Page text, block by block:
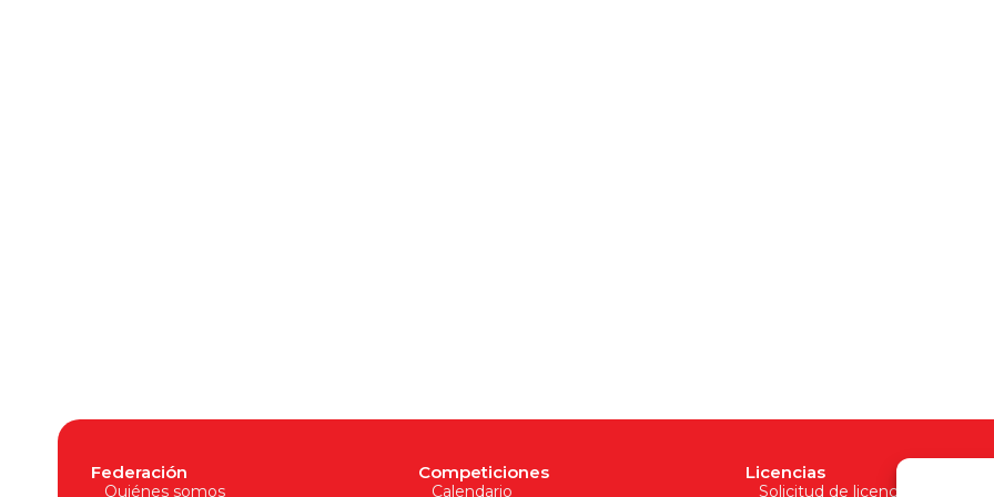
Federación
Quiénes somos
Competiciones
Calendario
Licencias
Solicitud de licencia